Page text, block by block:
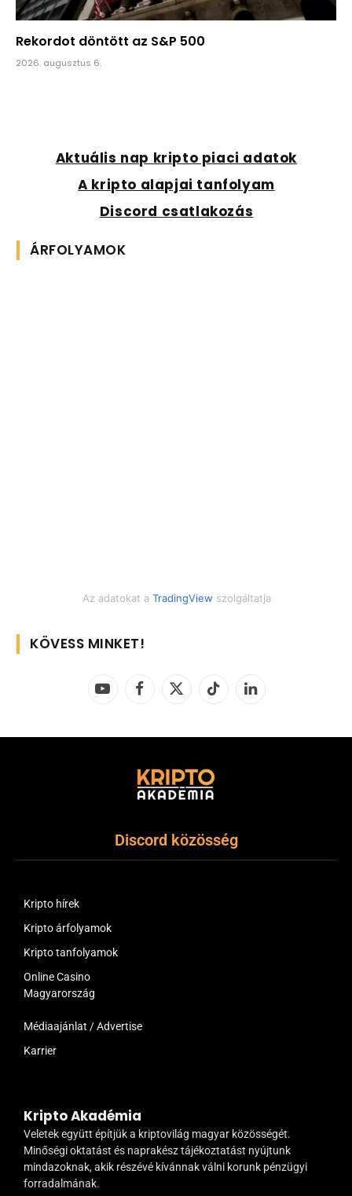
Rekordot döntött az S&P 500
2026. augusztus 6.
Aktuális nap kripto piaci adatok
A kripto alapjai tanfolyam
Discord csatlakozás
ÁRFOLYAMOK
Az adatokat a TradingView szolgáltatja
KÖVESS MINKET!
YouTubeFacebook
X
TikTok LinkedIn
Discord közösség
Kripto hírek
Kripto árfolyamok
Kripto tanfolyamok
Online Casino
Magyarország
Médiaajánlat / Advertise
Karrier
Kripto Akadémia
Veletek együtt építjük a kriptovilág magyar közösségét.
Minőségi oktatást és naprakész tájékoztatást nyújtunk
mindazoknak, akik részévé kívánnak válni korunk pénzügyi
forradalmának.